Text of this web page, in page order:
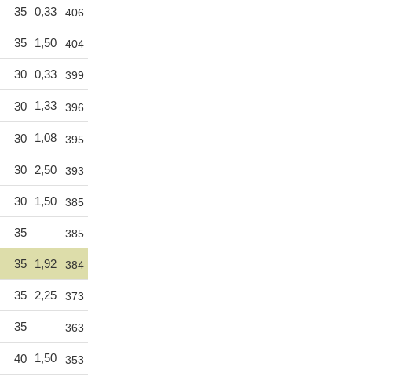
35 0,33 406
35 1,50 404
30 0,33 399
30 1,33 396
30 1,08 395
30 2,50 393
30 1,50 385
35 385
35 1,92 384
35 2,25 373
35 363
40 1,50 353